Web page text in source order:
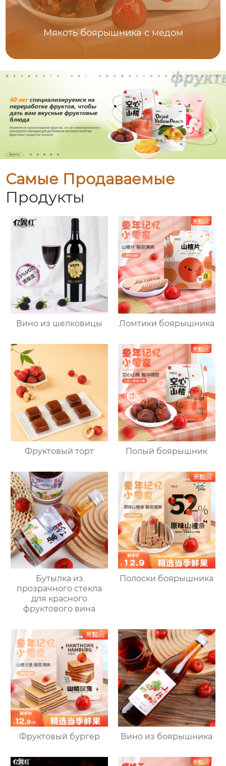
Мякоть боярышника с медом
Самые Продаваемые
Продукты
Вино из шелковицы Ломтики боярышника
Фруктовый торт Полый боярышник
Бутылка из
прозрачного стекла
для красного
фруктового вина
Полоски боярышника
Фруктовый бургер Вино из боярышника